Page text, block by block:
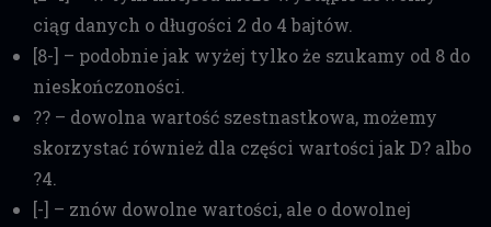
ciąg danych o długości 2 do 4 bajtów.
[8-] – podobnie jak wyżej tylko że szukamy od 8 do
nieskończoności.
?? – dowolna wartość szestnastkowa, możemy
skorzystać również dla części wartości jak D? albo
?4.
[-] – znów dowolne wartości, ale o dowolnej